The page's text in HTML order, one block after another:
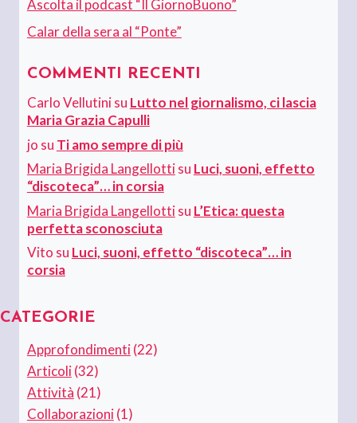
Ascolta il podcast “Il GiornoBuono”
Calar della sera al “Ponte”
COMMENTI RECENTI
Carlo Vellutinisu Lutto nel giornalismo, ci lascia
Maria Grazia Capulli
jo su Ti amo sempre di più
Maria Brigida Langellottisu Luci, suoni, effetto
“discoteca”… in corsia
Maria Brigida Langellottisu L’Etica: questa
perfetta sconosciuta
Vito su Luci, suoni, effetto “discoteca”… in
corsia
CATEGORIE
Approfondimenti(22)
Articoli(32)
Attività (21)
Collaborazioni(1)